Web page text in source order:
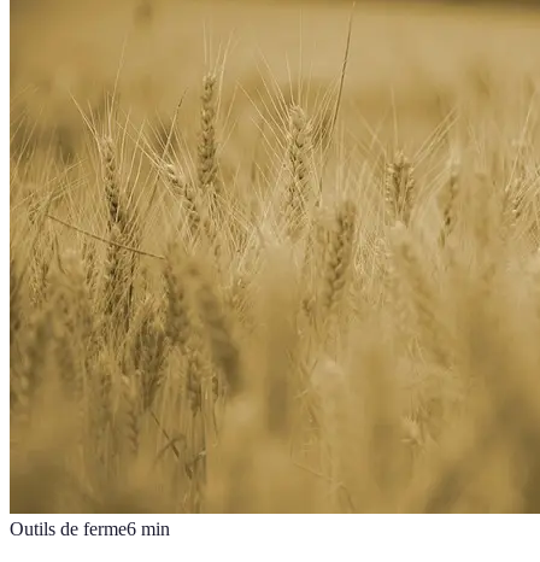
Outils de ferme6 min